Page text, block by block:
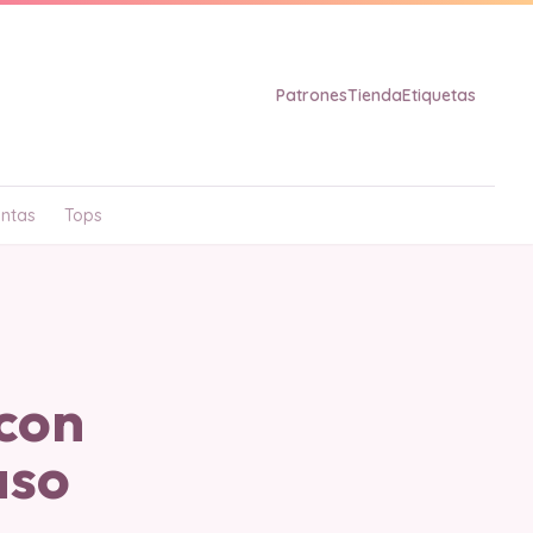
PatronesTiendaEtiquetas
Tops